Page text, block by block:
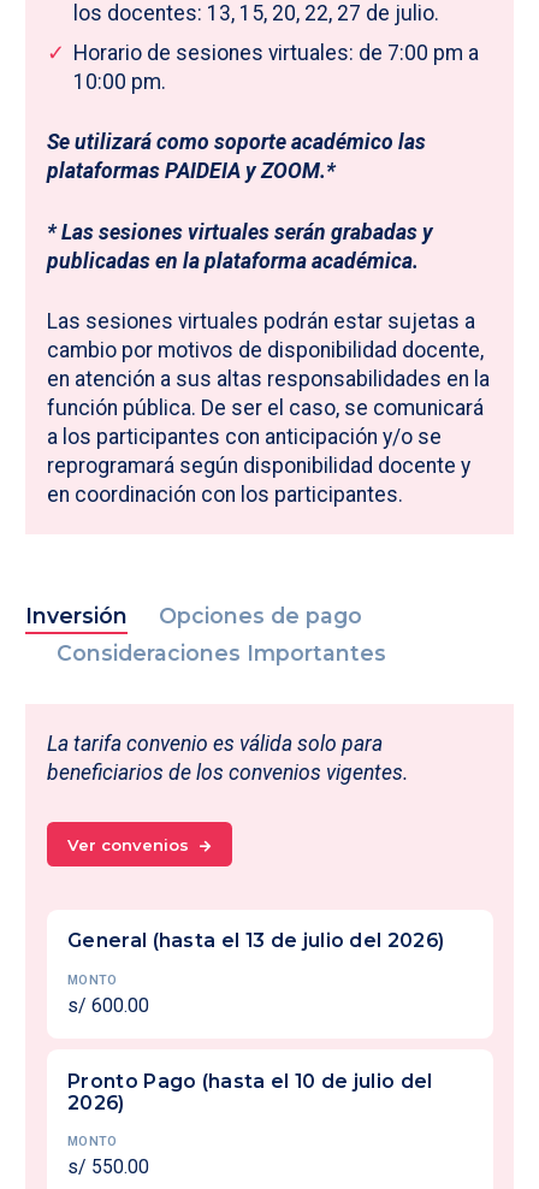
los docentes: 13, 15, 20, 22, 27 de julio.
Horario de sesiones virtuales: de 7:00 pm a
10:00 pm.
Se utilizará como soporte académico las
plataformas PAIDEIA y ZOOM.*
* Las sesiones virtuales serán grabadas y
publicadas en la plataforma académica.
Las sesiones virtuales podrán estar sujetas a
cambio por motivos de disponibilidad docente,
en atención a sus altas responsabilidades en la
función pública. De ser el caso, se comunicará
a los participantes con anticipación y/o se
reprogramará según disponibilidad docente y
en coordinación con los participantes.
Inversión
Opciones de pago
Consideraciones Importantes
La tarifa convenio es válida solo para
beneficiarios de los convenios vigentes.
Ver convenios
General (hasta el 13 de julio del 2026)
MONTO
s/ 600.00
Pronto Pago (hasta el 10 de julio del
2026)
MONTO
s/ 550.00